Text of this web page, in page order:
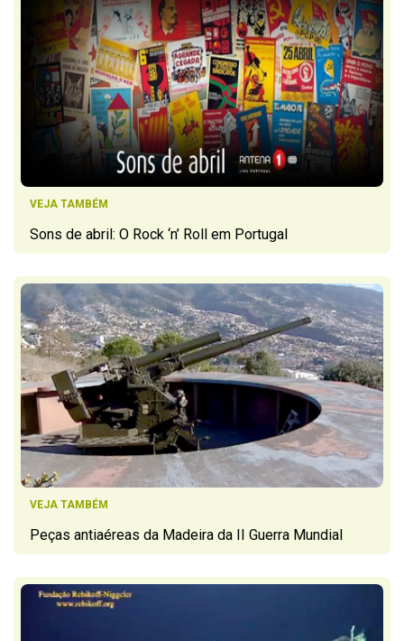
VEJA TAMBÉM
Sons de abril: O Rock ‘n’ Roll em Portugal
VEJA TAMBÉM
Peças antiaéreas da Madeira da II Guerra Mundial